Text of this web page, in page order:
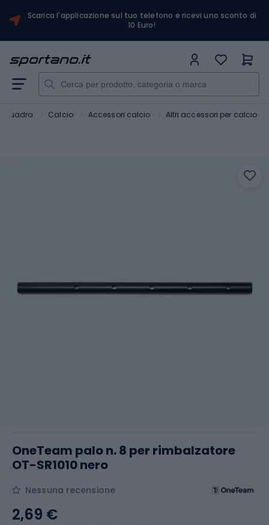
Scarica l'applicazione sul tuo telefono e ricevi uno sconto di
10 Euro!
Calcio Accessori calcio Altri accessori per calcio
OneTeam palo n. 8 per rimbalzatore
OT-SR1010 nero
Nessuna recensione
2,69 €